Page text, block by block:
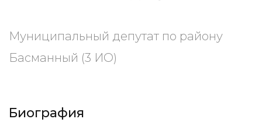
Муниципальный депутат по району
Басманный (3 ИО)
Биография